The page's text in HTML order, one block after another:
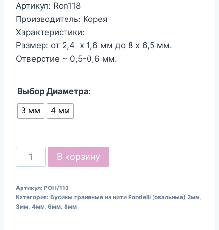
Артикул: Ron118
Производитель: Корея
Характеристики:
Размер: от 2,4 х 1,6 мм до 8 х 6,5 мм.
Отверстие ~ 0,5-0,6 мм.
Выбор Диаметра:
3 мм
4 мм
Количество
товара
граненые
овальные
В корзину
Артикул: РОН/118
Категория: Бусины граненые на нити Rondelli (овальные) 2мм,
3мм, 4мм, 6мм, 8мм